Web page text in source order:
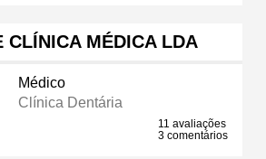
CLÍNICA MÉDICA LDA
Médico
Clínica Dentária
11 avaliações
3 comentários